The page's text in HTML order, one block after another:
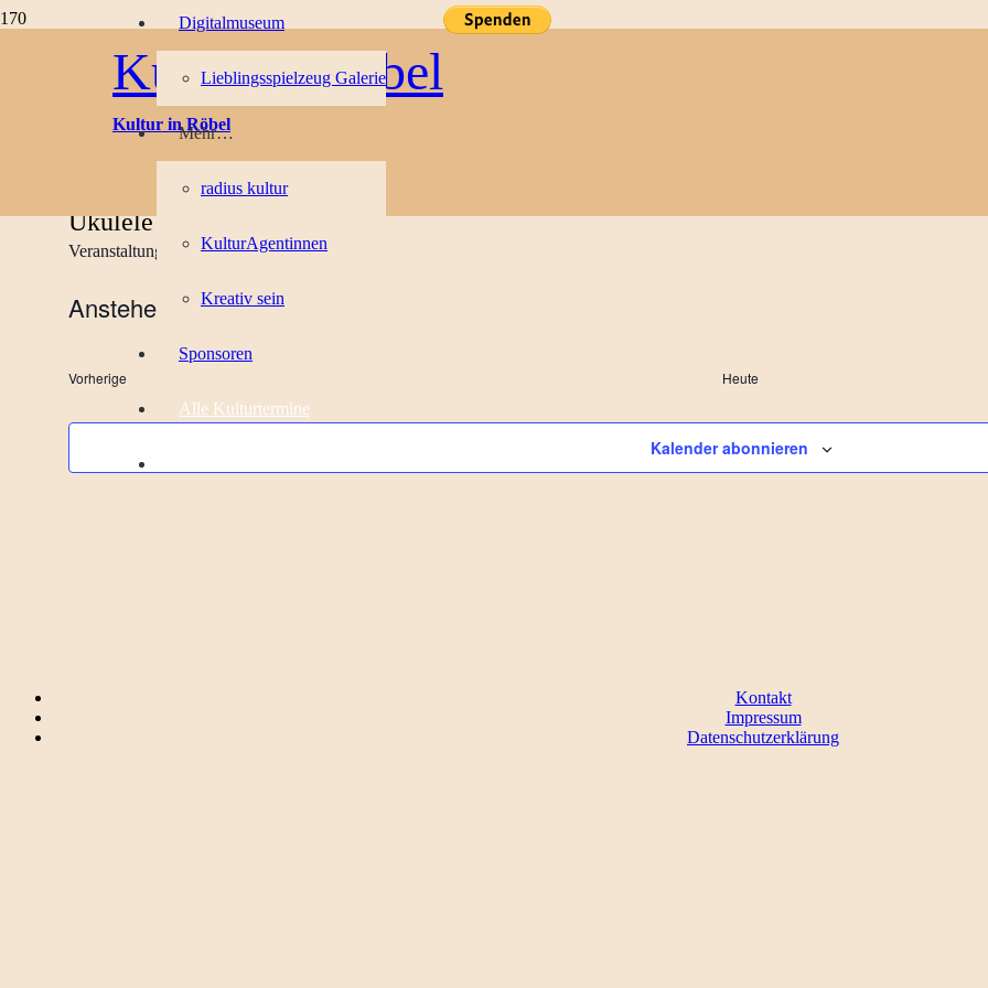
Kultur in Röbel
Kultur in Röbel
Digitalmuseum
Lieblingsspielzeug Galerie
Mehr…
radius kultur
KulturAgentinnen
Kreativ sein
Sponsoren
Alle Kulturtermine
Kulturtermine
Es wurden keine Ergebnisse gefunden.
Ukulele
Veranstaltungen Ukulele
Anstehende
VorherigeVeranstaltungen Heute
Kalender abonnieren
Kontakt
Impressum
Datenschutzerklärung